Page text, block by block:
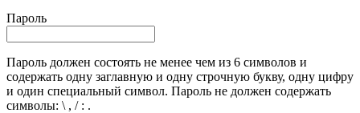
Пароль
Пароль должен состоять не менее чем из 6 символов и
содержать одну заглавную и одну строчную букву, одну цифру
и один специальный символ. Пароль не должен содержать
символы: \ , / : .